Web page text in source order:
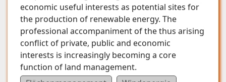
economic useful interests as potential sites for
the production of renewable energy. The
professional accompaniment of the thus arising
conflict of private, public and economic
interests is increasingly becoming a core
function of land management.